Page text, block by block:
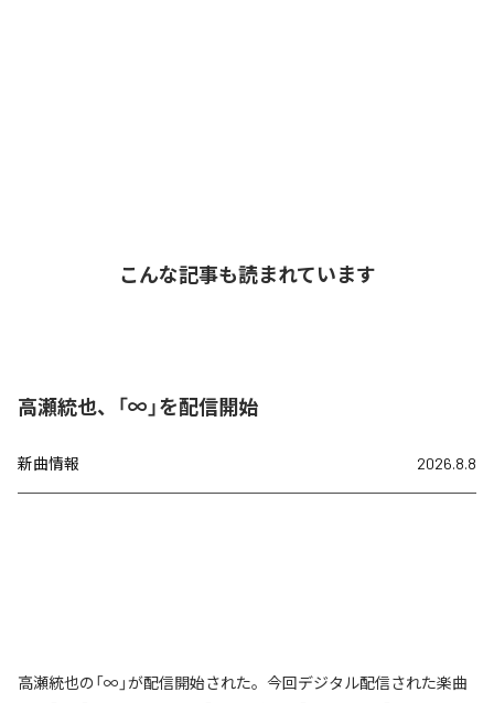
こんな記事も読まれています
高瀬統也、「∞」を配信開始
新曲情報 2026.8.8
高瀬統也の「∞」が配信開始された。今回デジタル配信された楽曲